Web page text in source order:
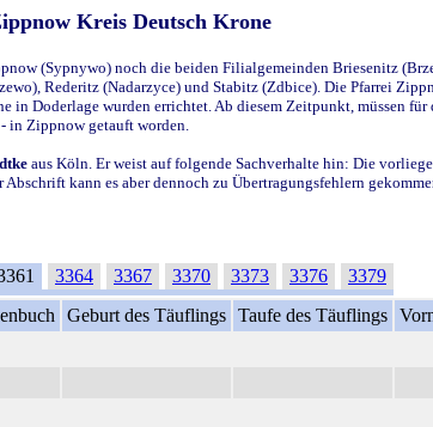
Kreis Deutsch Krone
(Sypnywo) noch die beiden Filialgemeinden Briesenitz
Rederitz (Nadarzyce) und Stabitz (Zdbice). Die Pfarrei
Doderlage wurden errichtet. Ab diesem Zeitpunkt, müssen
in Zippnow getauft worden.
aus Köln. Er weist auf folgende Sachverhalte hin: Die
kann es aber dennoch zu Übertragungsfehlern
3364 3367 3370 3373 3376
3379
Geburt des Täuflings Taufe des Täuflings